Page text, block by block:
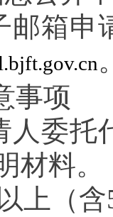
申请
项
托代
材料。
（含5